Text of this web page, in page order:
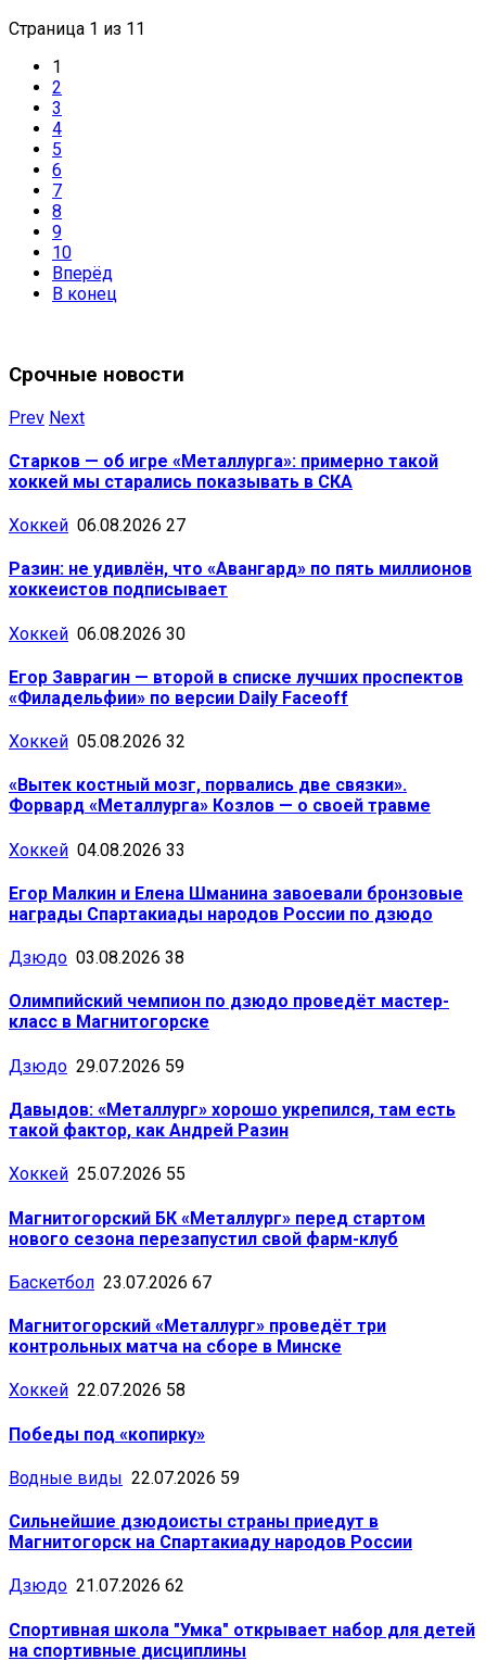
Страница 1 из 11
1
2
3
4
5
6
7
8
9
10
Вперёд
В конец
Срочные новости
Prev Next
Старков — об игре «Металлурга»: примерно такой
хоккей мы старались показывать в СКА
Хоккей 06.08.2026 27
Разин: не удивлён, что «Авангард» по пять миллионов
хоккеистов подписывает
Хоккей 06.08.2026 30
Егор Заврагин — второй в списке лучших проспектов
«Филадельфии» по версии Daily Faceoff
Хоккей 05.08.2026 32
«Вытек костный мозг, порвались две связки».
Форвард «Металлурга» Козлов — о своей травме
Хоккей 04.08.2026 33
Егор Малкин и Елена Шманина завоевали бронзовые
награды Спартакиады народов России по дзюдо
Дзюдо 03.08.2026 38
Олимпийский чемпион по дзюдо проведёт мастер-
класс в Магнитогорске
Дзюдо 29.07.2026 59
Давыдов: «Металлург» хорошо укрепился, там есть
такой фактор, как Андрей Разин
Хоккей 25.07.2026 55
Магнитогорский БК «Металлург» перед стартом
нового сезона перезапустил свой фарм-клуб
Баскетбол 23.07.2026 67
Магнитогорский «Металлург» проведёт три
контрольных матча на сборе в Минске
Хоккей 22.07.2026 58
Победы под «копирку»
Водные виды 22.07.2026 59
Сильнейшие дзюдоисты страны приедут в
Магнитогорск на Спартакиаду народов России
Дзюдо 21.07.2026 62
Спортивная школа "Умка" открывает набор для детей
на спортивные дисциплины